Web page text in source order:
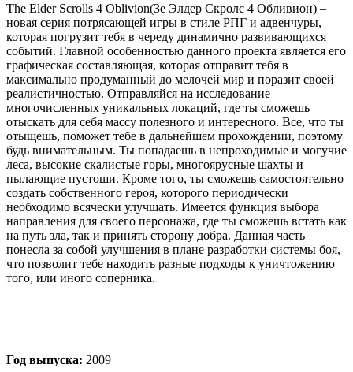
The Elder Scrolls 4 Oblivion(Зе Элдер Скролс 4 Обливион) –
новая серия потрясающей игры в стиле РПГ и адвенчуры,
которая погрузит тебя в череду динамично развивающихся
событий. Главной особенностью данного проекта является его
графическая составляющая, которая отправит тебя в
максимально продуманный до мелочей мир и поразит своей
реалистичностью. Отправляйся на исследование
многочисленных уникальных локаций, где ты сможешь
отыскать для себя массу полезного и интересного. Все, что ты
отыщешь, поможет тебе в дальнейшем прохождении, поэтому
будь внимательным. Ты попадаешь в непроходимые и могучие
леса, высокие скалистые горы, многоярусные шахты и
пылающие пустоши. Кроме того, ты сможешь самостоятельно
создать собственного героя, которого периодически
необходимо всячески улучшать. Имеется функция выбора
направления для своего персонажа, где ты сможешь встать как
на путь зла, так и принять сторону добра. Данная часть
понесла за собой улучшения в плане разработки системы боя,
что позволит тебе находить разные подходы к уничтожению
того, или иного соперника.
Год выпуска: 2009